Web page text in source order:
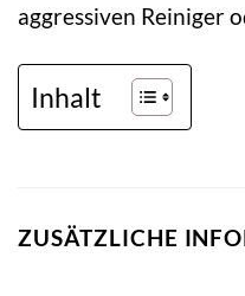
aggressiven Reiniger
Inhalt
ZUSÄTZLICHE